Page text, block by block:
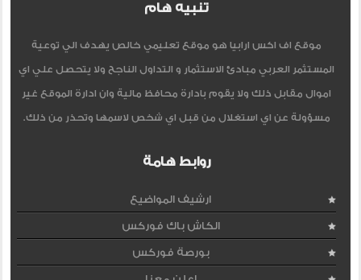
تنبيه هام
موقع اف اكس ارابيا هو موقع تعليمي خالص يهدف الي توعية
المستثمر العربي مبادئ الاستثمار و التداول الناجح ولا يتحصل علي اي
اموال مقابل ذلك ولا يقوم بادارة محافظ مالية وان ادارة الموقع غير
مسؤولة عن اي استغلال من قبل اي شخص لاسمها وتحذر من ذلك.
روابط هامة
ارشيف المواضيع
الكاش باك فوركس
بورصة فوركس